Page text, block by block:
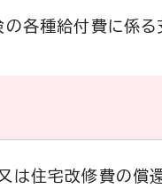
の各種給付費に係る
は住宅改修費の償